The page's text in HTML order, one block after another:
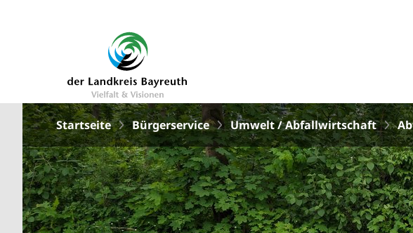
Startseite Bürgerservice Umwelt / Abfallwirtschaft